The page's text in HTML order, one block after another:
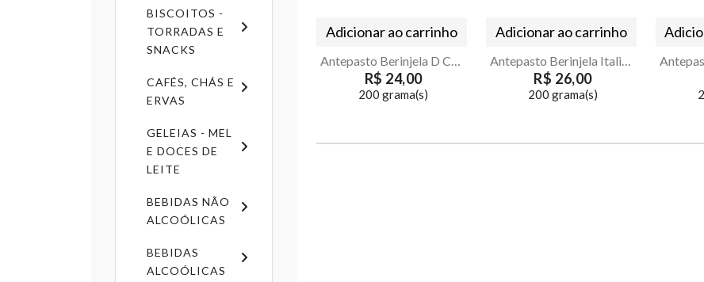
BISCOITOS -
TORRADAS E
SNACKS
CAFÉS, CHÁS E
ERVAS
GELEIAS - MEL
E DOCES DE
LEITE
BEBIDAS NÃO
ALCOÓLICAS
BEBIDAS
ALCOÓLICAS
Adicionar ao carrinho
Antepasto Berinjela D Catina
R$ 24,00
200 grama(s)
Adicionar ao carrinho
Antepasto Berinjela Italiana
R$ 26,00
200 grama(s)